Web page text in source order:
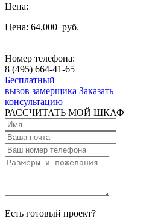
Цена:
Цена: 64,000 руб.
Номер телефона:
8 (495) 664-41-65
Бесплатный
вызов замерщика Заказать
консультацию
РАССЧИТАТЬ МОЙ ШКАФ
Есть готовый проект?